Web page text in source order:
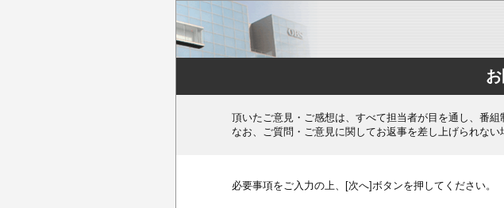
頂いたご意見・ご感想は、すべて担当者が目を通し、番
なお、ご質問・ご意見に関してお返事を差し上げられない
必要事項をご入力の上、[次へ]ボタンを押してください。